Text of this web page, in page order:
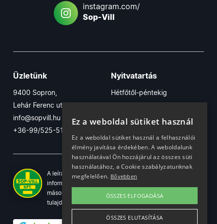
instagram.com/
Sop-Vill
Üzletünk
9400 Sopron,
Lehár Ferenc utca 17/B
info@sopvill.hu
+36-99/525-515
Nyitvatartás
Hétfőtől-péntekig
7:30-16:30
Szombaton
A leírások, fotók, logók, és minden egyéb azon szereplő
információ cégünk szellemi tulajdonát képezik. Azok
másolása, üzleti célú felhasználása kizárólag a jog
tulajdonosának beleegyezésével történhet.
Ez a weboldal sütiket használ
Ez a weboldal sütiket használ a felhasználói
élmény javítása érdekében. A weboldalunk
használatával Ön hozzájárul az összes süti
használatához, a Cookie szabályzatunknak
megfelelően. Bővebben
ÖSSZES ELFOGADÁSA
ÖSSZES ELUTASÍTÁSA